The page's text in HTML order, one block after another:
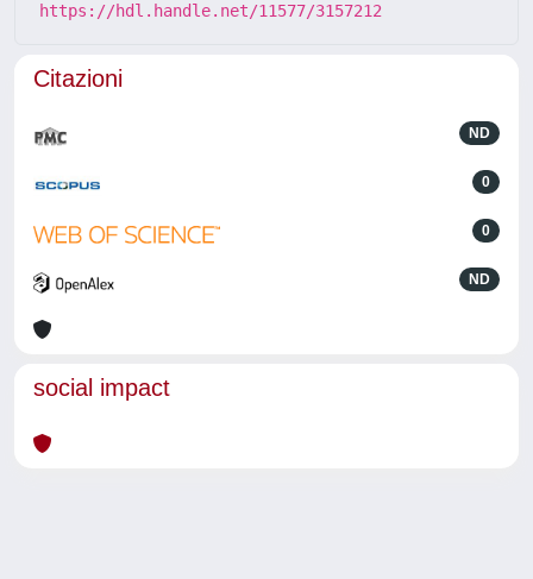
https://hdl.handle.net/11577/3157212
Citazioni
ND
0
0
ND
social impact